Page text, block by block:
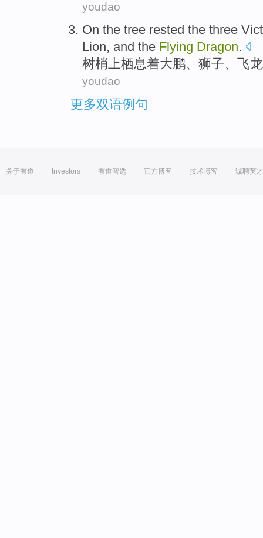
youdao
On the tree rested the three
Lion, and the Flying Dragon.
树梢上栖息着大鹏、 狮子、 飞龙
youdao
更多双语例句
关于有道 Investors 有道智选 官方博客 技术博客 诚聘英才